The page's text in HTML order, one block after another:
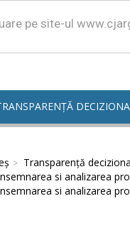
pe site-ul
Transparență
si analizarea
si analizarea